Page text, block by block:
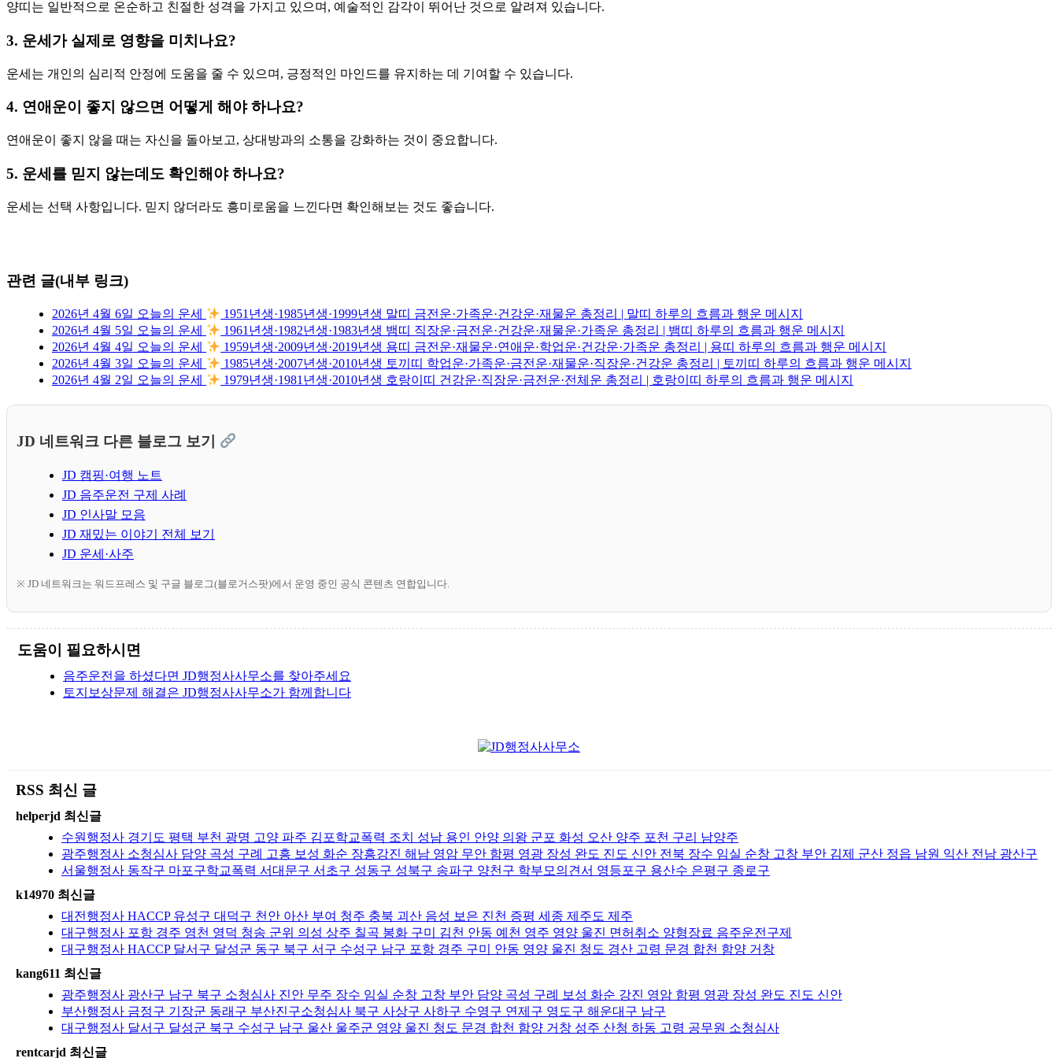
양띠는 일반적으로 온순하고 친절한 성격을 가지고 있으며, 예술적인 감각이 뛰어난 것으로 알려져 있습니다.
3. 운세가 실제로 영향을 미치나요?
운세는 개인의 심리적 안정에 도움을 줄 수 있으며, 긍정적인 마인드를 유지하는 데 기여할 수 있습니다.
4. 연애운이 좋지 않으면 어떻게 해야 하나요?
연애운이 좋지 않을 때는 자신을 돌아보고, 상대방과의 소통을 강화하는 것이 중요합니다.
5. 운세를 믿지 않는데도 확인해야 하나요?
운세는 선택 사항입니다. 믿지 않더라도 흥미로움을 느낀다면 확인해보는 것도 좋습니다.
관련 글(내부 링크)
2026년 4월 6일 오늘의 운세
1951년생·1985년생·1999년생 말띠 금전운·가족운·건강운·재물운 총정리 | 말띠 하루의 흐름과 행운 메시지
2026년 4월 5일 오늘의 운세
1961년생·1982년생·1983년생 뱀띠 직장운·금전운·건강운·재물운·가족운 총정리 | 뱀띠 하루의 흐름과 행운 메시지
2026년 4월 4일 오늘의 운세
1959년생·2009년생·2019년생 용띠 금전운·재물운·연애운·학업운·건강운·가족운 총정리 | 용띠 하루의 흐름과 행운 메시지
2026년 4월 3일 오늘의 운세
1985년생·2007년생·2010년생 토끼띠 학업운·가족운·금전운·재물운·직장운·건강운 총정리 | 토끼띠 하루의 흐름과 행운 메시지
2026년 4월 2일 오늘의 운세
1979년생·1981년생·2010년생 호랑이띠 건강운·직장운·금전운·전체운 총정리 | 호랑이띠 하루의 흐름과 행운 메시지
JD 네트워크 다른 블로그 보기
JD 캠핑·여행 노트
JD 음주운전 구제 사례
JD 인사말 모음
JD 재밌는 이야기 전체 보기
JD 운세·사주
※ JD 네트워크는 워드프레스 및 구글 블로그(블로거스팟)에서 운영 중인 공식 콘텐츠 연합입니다.
도움이 필요하시면
음주운전을 하셨다면 JD행정사사무소를 찾아주세요
토지보상문제 해결은 JD행정사사무소가 함께합니다
RSS 최신 글
helperjd 최신글
수원행정사 경기도 평택 부천 광명 고양 파주 김포학교폭력 조치 성남 용인 안양 의왕 군포 화성 오산 양주 포천 구리 남양주
광주행정사 소청심사 담양 곡성 구례 고흥 보성 화순 장흥강진 해남 영암 무안 함평 영광 장성 완도 진도 신안 전북 장수 임실 순창 고창 부안 김제 군산 정읍 남원 익산 전남 광산구
서울행정사 동작구 마포구학교폭력 서대문구 서초구 성동구 성북구 송파구 양천구 학부모의견서 영등포구 용산수 은평구 종로구
k14970 최신글
대전행정사 HACCP 유성구 대덕구 천안 아산 부여 청주 충북 괴산 음성 보은 진천 증평 세종 제주도 제주
대구행정사 포항 경주 영천 영덕 청송 군위 의성 상주 칠곡 봉화 구미 김천 안동 예천 영주 영양 울진 면허취소 양형장료 음주운전구제
대구행정사 HACCP 달서구 달성군 동구 북구 서구 수성구 남구 포항 경주 구미 안동 영양 울진 청도 경산 고령 문경 합천 함양 거창
kang611 최신글
광주행정사 광산구 남구 북구 소청심사 진안 무주 장수 임실 순창 고창 부안 담양 곡성 구례 보성 화순 강진 영암 함평 영광 장성 완도 진도 신안
부산행정사 금정구 기장군 동래구 부산진구소청심사 북구 사상구 사하구 수영구 연제구 영도구 해운대구 남구
대구행정사 달서구 달성군 북구 수성구 남구 울산 울주군 영양 울진 청도 문경 합천 함양 거창 성주 산청 하동 고령 공무원 소청심사
rentcarjd 최신글